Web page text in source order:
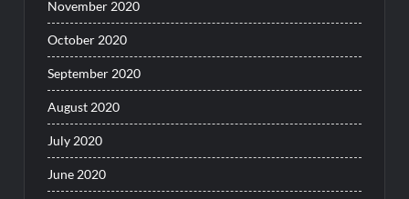
November 2020
October 2020
September 2020
August 2020
July 2020
June 2020